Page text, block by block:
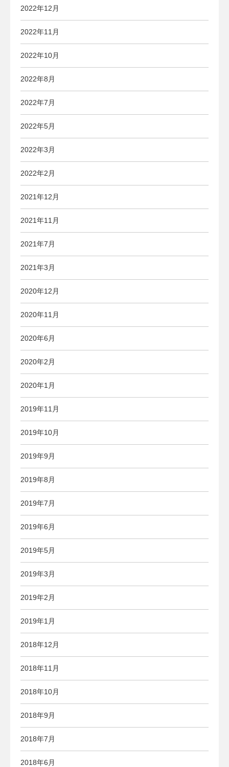
2022年12月
2022年11月
2022年10月
2022年8月
2022年7月
2022年5月
2022年3月
2022年2月
2021年12月
2021年11月
2021年7月
2021年3月
2020年12月
2020年11月
2020年6月
2020年2月
2020年1月
2019年11月
2019年10月
2019年9月
2019年8月
2019年7月
2019年6月
2019年5月
2019年3月
2019年2月
2019年1月
2018年12月
2018年11月
2018年10月
2018年9月
2018年7月
2018年6月